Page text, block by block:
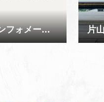
片山津温泉インフォメーションセンター